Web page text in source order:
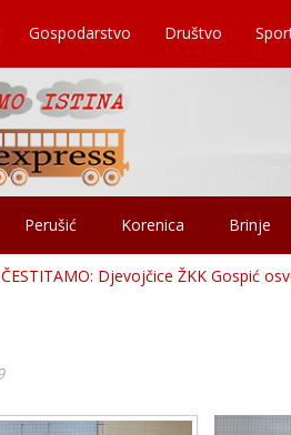
Gospodarstvo Društvo
Perušić Korenica Brinje
ČESTITAMO: Djevojčice ŽKK Gospić